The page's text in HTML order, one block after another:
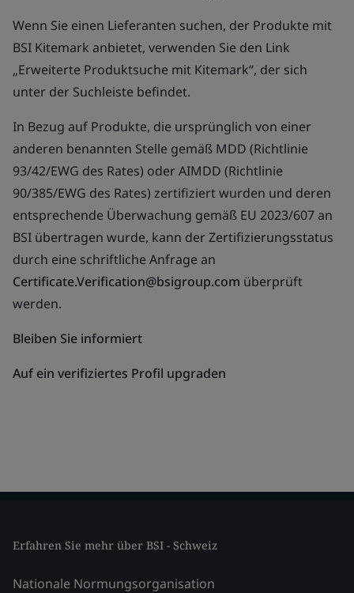
Wenn Sie einen Lieferanten suchen, der Produkte mit
BSI Kitemark anbietet, verwenden Sie den Link
„Erweiterte Produktsuche mit Kitemark“, der sich
unter der Suchleiste befindet.
In Bezug auf Produkte, die ursprünglich von einer
anderen benannten Stelle gemäß MDD (Richtlinie
93/42/EWG des Rates) oder AIMDD (Richtlinie
90/385/EWG des Rates) zertifiziert wurden und deren
entsprechende Überwachung gemäß EU 2023/607 an
BSI übertragen wurde, kann der Zertifizierungsstatus
durch eine schriftliche Anfrage an
Certificate.Verification@bsigroup.com überprüft
werden.
Bleiben Sie informiert
Auf ein verifiziertes Profil upgraden
Erfahren Sie mehr über BSI - Schweiz
Nationale Normungsorganisation